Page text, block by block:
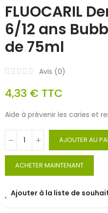
FLUOCARIL
6/12 ans
de 75ml
Avis (0)
4,33 € TTC
Aide à prévenir les caries et
AJOUTER AU
ACHETER MAINTENANT
Ajouter à la liste de